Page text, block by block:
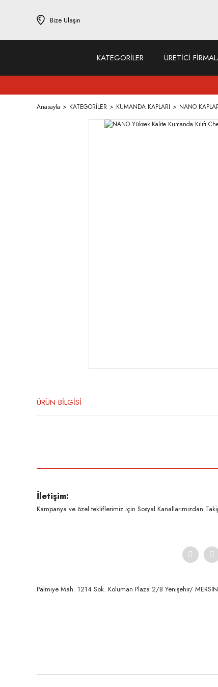
Bize Ulaşın
KATEGORİLER ÜRETİCİ
Anasayfa KATEGORİLER KUMANDA KAPLARI NANO
ÜRÜN BİLGİSİ
Ürün açıklamasında eksik bilgiler bulunuyor.
Ürün bilgilerinde hatalar bulunuyor.
İletişim:
Kampanya ve özel tekliflerimiz için Sosyal Kanallarımızdan
Palmiye Mah. 1214 Sok. Koluman Plaza 2/B Yenişehir/ MERSİN.ㅤㅤㅤㅤㅤㅤㅤㅤㅤㅤㅤㅤㅤㅤㅤㅤㅤㅤㅤㅤㅤㅤㅤㅤㅤㅤㅤㅤㅤㅤㅤㅤㅤㅤㅤ ㅤㅤㅤㅤㅤㅤㅤㅤ